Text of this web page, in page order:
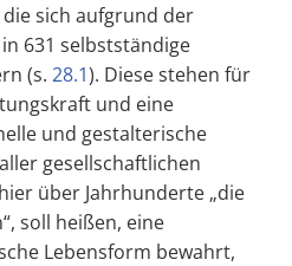
sich aufgrund der
631 selbstständige
(s. 28.1). Diese stehen für
und eine
und gestalterische
gesellschaftlichen
über Jahrhunderte „die
soll heißen, eine
Lebensform bewahrt,